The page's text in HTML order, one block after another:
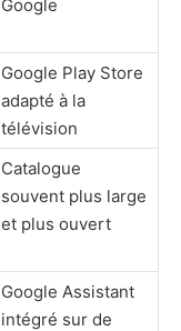
Google
Google Play Store
adapté à la
télévision
Catalogue
souvent plus large
et plus ouvert
Google Assistant
intégré sur de